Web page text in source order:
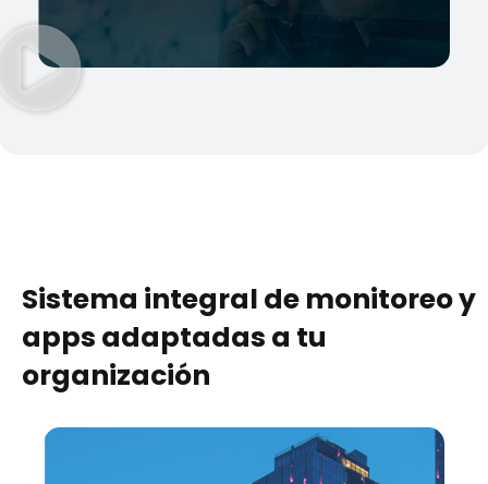
Sistema integral de monitoreo y
apps adaptadas a tu
organización